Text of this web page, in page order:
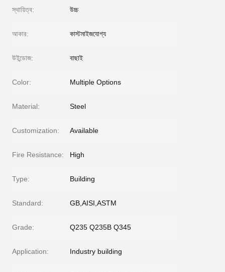
স্থায়িত্ব: উচ্চ
আকার: কাস্টমাইজযোগ্য
উইন্ডোজ: বাছাই
Color: Multiple Options
Material: Steel
Customization: Available
Fire Resistance: High
Type: Building
Standard: GB,AISI,ASTM
Grade: Q235 Q235B Q345
Application: Industry building